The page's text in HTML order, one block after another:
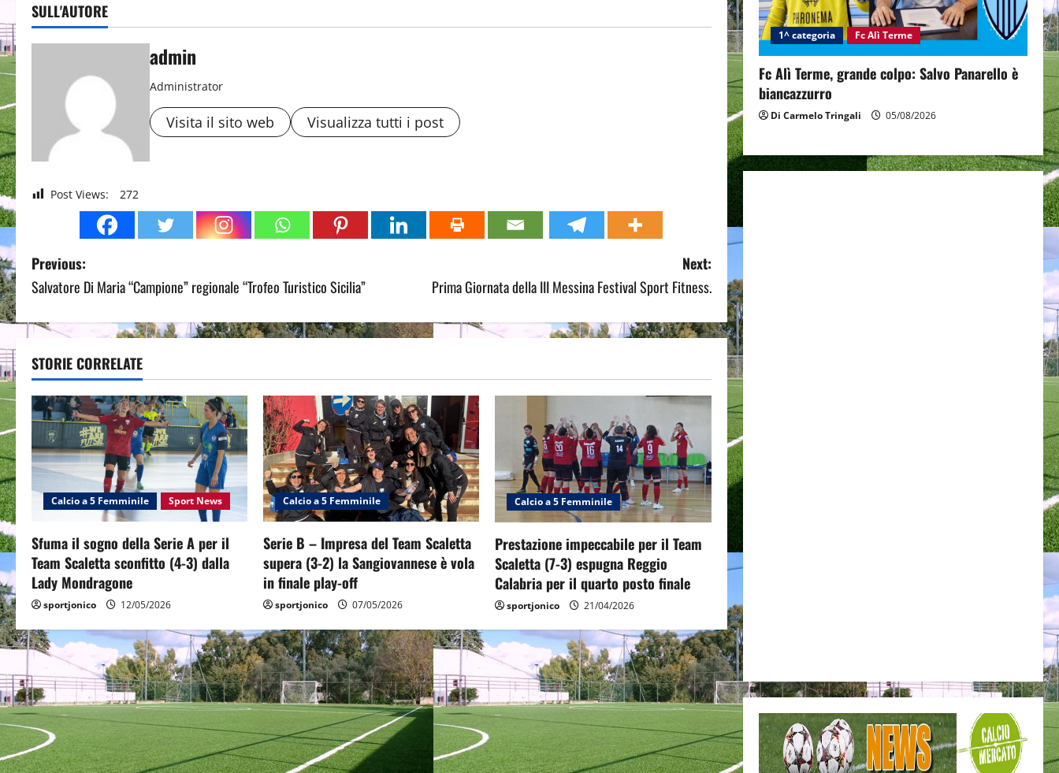
SULL'AUTORE
admin
Administrator
Visita il sito web Visualizza tutti i post
Post Views: 272
P
o
s
t
n
a
v
i
g
a
t
i
o
n
Previous:
Salvatore Di Maria “Campione” regionale “Trofeo Turistico Sicilia”
Next:
Prima Giornata della III Messina Festival Sport Fitness.
STORIE CORRELATE
Calcio a 5 Femminile Sport News
Sfuma il sogno della Serie A per il
Team Scaletta sconfitto (4-3) dalla
Lady Mondragone
sportjonico 12/05/2026
Calcio a 5 Femminile
Serie B – Impresa del Team Scaletta
supera (3-2) la Sangiovannese è vola
in finale play-off
sportjonico 07/05/2026
Calcio a 5 Femminile
Prestazione impeccabile per il Team
Scaletta (7-3) espugna Reggio
Calabria per il quarto posto finale
sportjonico 21/04/2026
1^ categoria Fc Alì Terme
Fc Alì Terme, grande colpo: Salvo Panarello è
biancazzurro
Di Carmelo Tringali 05/08/2026